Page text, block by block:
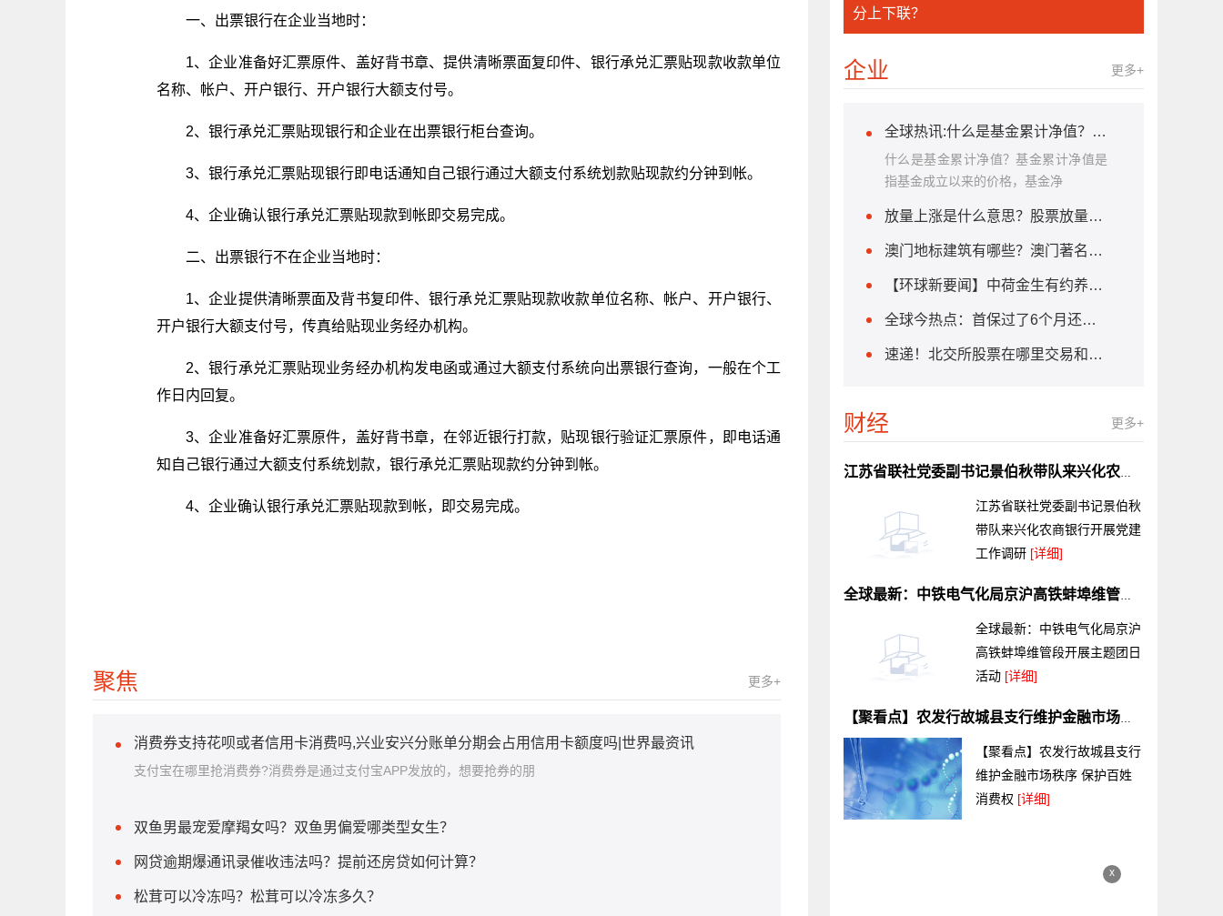
一、出票银行在企业当地时：
1、企业准备好汇票原件、盖好背书章、提供清晰票面复印件、银行承兑汇票贴现款收款单位
名称、帐户、开户银行、开户银行大额支付号。
2、银行承兑汇票贴现银行和企业在出票银行柜台查询。
3、银行承兑汇票贴现银行即电话通知自己银行通过大额支付系统划款贴现款约分钟到帐。
4、企业确认银行承兑汇票贴现款到帐即交易完成。
二、出票银行不在企业当地时：
1、企业提供清晰票面及背书复印件、银行承兑汇票贴现款收款单位名称、帐户、开户银行、
开户银行大额支付号，传真给贴现业务经办机构。
2、银行承兑汇票贴现业务经办机构发电函或通过大额支付系统向出票银行查询，一般在个工
作日内回复。
3、企业准备好汇票原件，盖好背书章，在邻近银行打款，贴现银行验证汇票原件，即电话通
知自己银行通过大额支付系统划款，银行承兑汇票贴现款约分钟到帐。
4、企业确认银行承兑汇票贴现款到帐，即交易完成。
聚焦 更多+
消费券支持花呗或者信用卡消费吗,兴业安兴分账单分期会占用信用卡额度吗|世界最资讯
支付宝在哪里抢消费券?消费券是通过支付宝APP发放的，想要抢券的朋
双鱼男最宠爱摩羯女吗？双鱼男偏爱哪类型女生？
网贷逾期爆通讯录催收违法吗？提前还房贷如何计算？
松茸可以冷冻吗？松茸可以冷冻多久？
分上下联？
企业 更多+
全球热讯:什么是基金累计净值？基金累计净值和单位净值的区别？
什么是基金累计净值？基金累计净值是
指基金成立以来的价格，基金净
放量上涨是什么意思？股票放量上涨意味着什么？
澳门地标建筑有哪些？澳门著名的地标介绍|每日聚焦
【环球新要闻】中荷金生有约养老年金保险能保什么？中荷人寿金生有约养老年金险有哪些优势？
全球今热点：首保过了6个月还免费吗？首保最多可以推迟多久？
速递！北交所股票在哪里交易和申购？北交所股票的交易方式有哪些？
财经 更多+
江苏省联社党委副书记景伯秋带队来兴化农商银行开展党建工作调研
江苏省联社党委副书记景伯秋
带队来兴化农商银行开展党建
工作调研 [详细]
全球最新：中铁电气化局京沪高铁蚌埠维管段开展主题团日活动
全球最新：中铁电气化局京沪
高铁蚌埠维管段开展主题团日
活动 [详细]
【聚看点】农发行故城县支行维护金融市场秩序 保护百姓消费权
【聚看点】农发行故城县支行
维护金融市场秩序 保护百姓
消费权 [详细]
x